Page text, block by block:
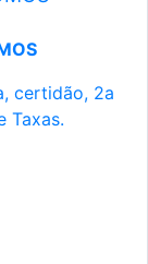
certidão, 2a
Taxas.